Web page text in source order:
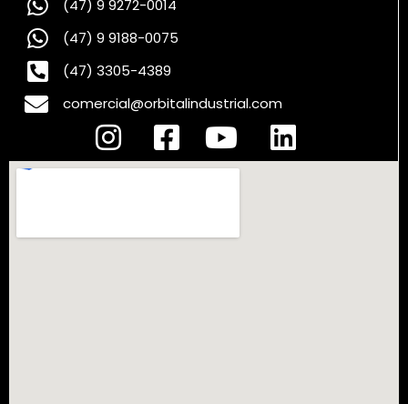
(47) 9 9272-0014
(47) 9 9188-0075
(47) 3305-4389
comercial@orbitalindustrial.com